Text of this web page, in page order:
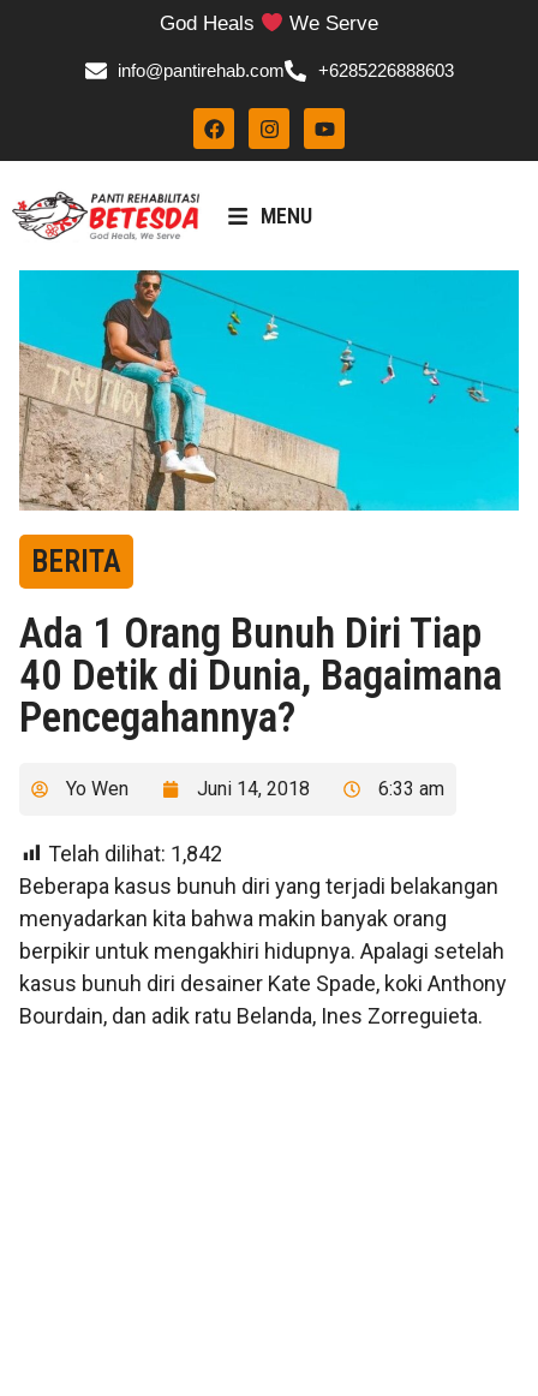
God Heals We Serve
info@pantirehab.com +6285226888603
MENU
BERITA
Ada 1 Orang Bunuh Diri Tiap
40 Detik di Dunia, Bagaimana
Pencegahannya?
Yo Wen Juni 14, 2018 6:33 am
Telah dilihat: 1,842
Beberapa kasus bunuh diri yang terjadi belakangan
menyadarkan kita bahwa makin banyak orang
berpikir untuk mengakhiri hidupnya. Apalagi setelah
kasus bunuh diri desainer Kate Spade, koki Anthony
Bourdain, dan adik ratu Belanda, Ines Zorreguieta.